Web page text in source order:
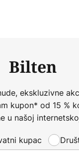
Bilten
ekskluzivne
kupon* od 15 %
u našoj
kupac